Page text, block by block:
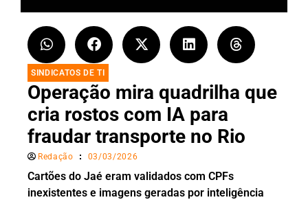
SINDICATOS DE TI
Operação mira quadrilha que
cria rostos com IA para
fraudar transporte no Rio
Redação 03/03/2026
Cartões do Jaé eram validados com CPFs
inexistentes e imagens geradas por inteligência